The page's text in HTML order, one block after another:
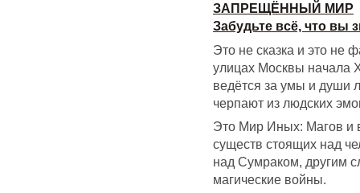
ЗАПРЕЩЁННЫЙ МИР
Забудьте всё, что вы
Это не сказка и это не
улицах Москвы начала
ведётся за умы и души
черпают из людских
Это Мир Иных: Магов и
существ стоящих над
над Сумраком, другим
магические войны.